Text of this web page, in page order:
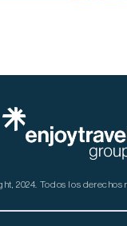
2024. Todos los derechos